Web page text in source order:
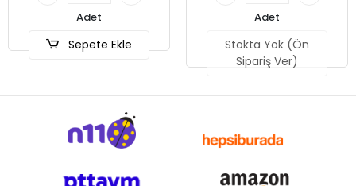
Adet
Sepete Ekle
Adet
Stokta Yok (Ön
Sipariş Ver)